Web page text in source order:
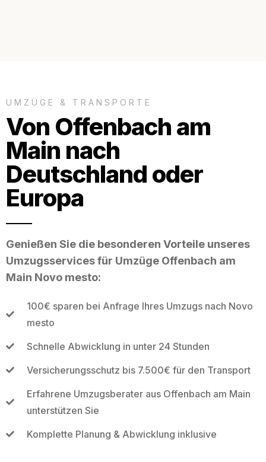
UMZÜGE & TRANSPORTE
Von Offenbach am
Main nach
Deutschland oder
Europa
Genießen Sie die besonderen Vorteile unseres
Umzugsservices für Umzüge Offenbach am
Main Novo mesto:
100€ sparen bei Anfrage Ihres Umzugs nach Novo
mesto
Schnelle Abwicklung in unter 24 Stunden
Versicherungsschutz bis 7.500€ für den Transport
Erfahrene Umzugsberater aus Offenbach am Main
unterstützen Sie
Komplette Planung & Abwicklung inklusive